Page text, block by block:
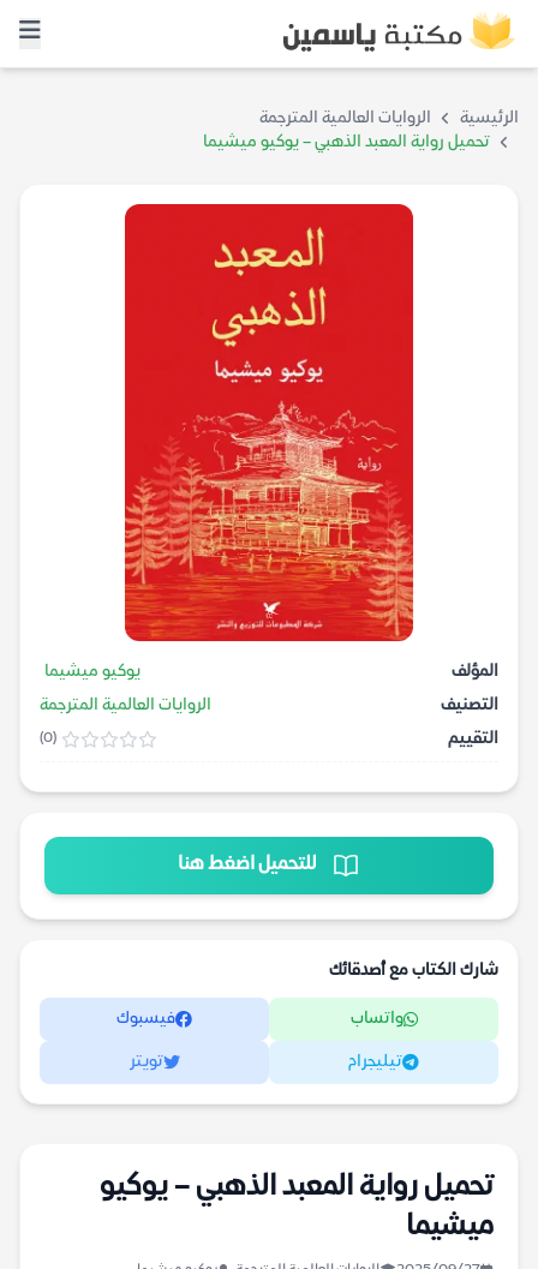
الرئيسية
الروايات العالمية المترجمة
تحميل رواية المعبد الذهبي – يوكيو ميشيما
المؤلف
يوكيو ميشيما
التصنيف
الروايات العالمية المترجمة
التقييم
(0)
للتحميل اضغط هنا
شارك الكتاب مع أصدقائك
واتساب فيسبوك
تيليجرام تويتر
تحميل رواية المعبد الذهبي – يوكيو
ميشيما